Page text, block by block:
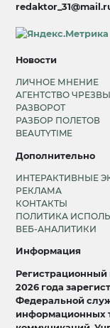
Новости
ЛИЧНОЕ МНЕНИЕ
АГЕНТСТВО
РАЗВОРОТ
РАЗБОР ПОЛЕТОВ
BEAUTYTIME
Дополнительно
ИНТЕРАКТИВНЫЕ
РЕКЛАМА
КОНТАКТЫ
ПОЛИТИКА
ВЕБ-АНАЛИТИКИ
Информация
Регистрационный
2026 года
Федеральной
информационных